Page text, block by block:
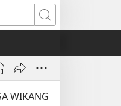
Hanapin
WIKANG